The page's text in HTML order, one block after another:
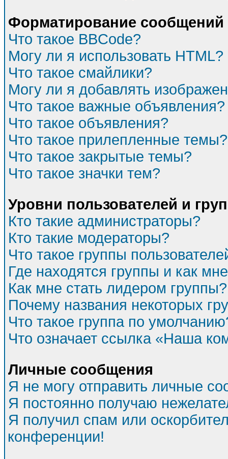
Форматирование
Что такое BBCode?
Могу ли я использовать HTML?
Что такое смайлики?
Могу ли я добавлять
Что такое важные объявления?
Что такое объявления?
Что такое прилепленные темы?
Что такое закрытые темы?
Что такое значки тем?
Уровни пользователей и
Кто такие администраторы?
Кто такие модераторы?
Что такое группы
Где находятся группы и как
Как мне стать лидером группы?
Почему названия некоторых
Что такое группа по
Что означает ссылка «Наша
Личные сообщения
Я не могу отправить личные
Я постоянно получаю
Я получил спам или
конференции!